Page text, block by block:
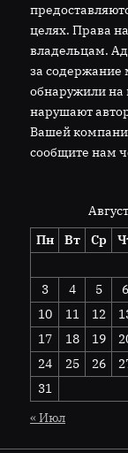
целях. Права
владельцам.
за содержание
обнаружили на
нарушают
Вашей
сообщите нам
Пн
Вт Ср
3
4 5 6
10
11 12
17
18 19
24
25 26
31
« Июл